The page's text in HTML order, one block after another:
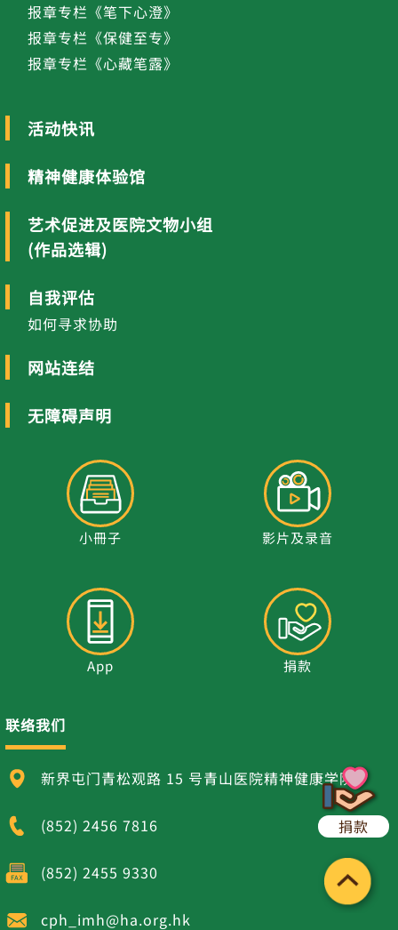
报章专栏《笔下心澄》
报章专栏《保健至专》
报章专栏《心藏笔露》
活动快讯
精神健康体验馆
艺术促进及医院文物小组
(作品选辑)
自我评估
如何寻求协助
网站连结
无障碍声明
小冊子 影片及录音
App 捐款
联络我们
新界屯门青松观路 15 号青山医院精神健康学院
(852) 2456 7816
(852) 2455 9330
cph_imh@ha.org.hk
捐款